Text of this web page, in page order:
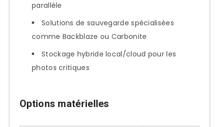
parallèle
Solutions de sauvegarde spécialisées
comme Backblaze ou Carbonite
Stockage hybride local/cloud pour les
photos critiques
Options matérielles